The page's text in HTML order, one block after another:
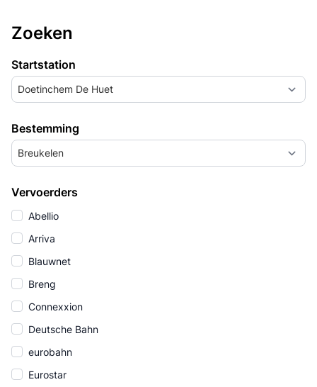
Zoeken
Startstation
Doetinchem De Huet
Bestemming
Breukelen
Vervoerders
Abellio
Arriva
Blauwnet
Breng
Connexxion
Deutsche Bahn
eurobahn
Eurostar